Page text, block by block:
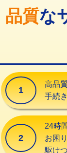
理・調整・分解
その他部品の脱着
交換・取付(単
式）)
交換・取付(混
式・ワンホール
交換・取付(排
（P/S/ポップア
品質な
1
高品
手続
2
24時
お困
駆け